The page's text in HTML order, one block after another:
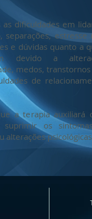
dificuldades em
estresse
e dúvidas quanto a
a
medos,
de
a terapia auxiliará
os
alterações